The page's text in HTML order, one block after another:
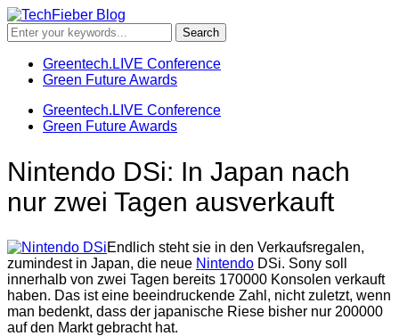
Greentech.LIVE Conference
Green Future Awards
Greentech.LIVE Conference
Green Future Awards
Nintendo DSi: In Japan nach
nur zwei Tagen ausverkauft
Endlich steht sie in den Verkaufsregalen,
zumindest in Japan, die neue Nintendo DSi. Sony soll
innerhalb von zwei Tagen bereits 170000 Konsolen verkauft
haben. Das ist eine beeindruckende Zahl, nicht zuletzt, wenn
man bedenkt, dass der japanische Riese bisher nur 200000
auf den Markt gebracht hat.